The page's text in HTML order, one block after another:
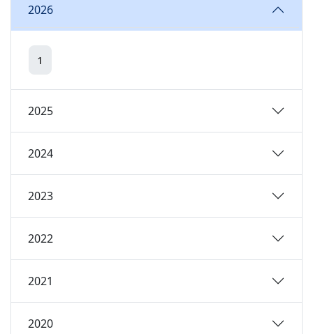
2026
1
2025
2024
2023
2022
2021
2020